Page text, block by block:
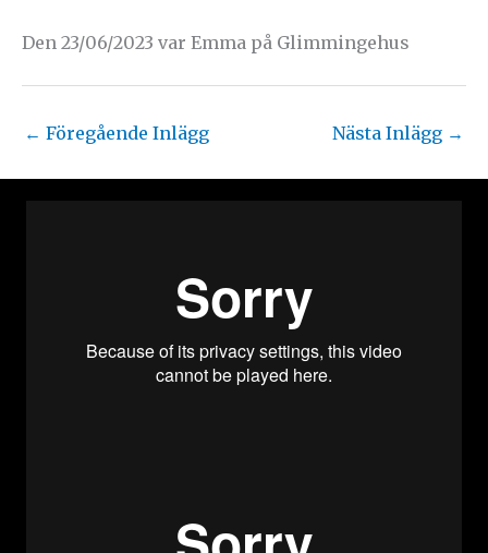
Den 23/06/2023 var Emma på Glimmingehus
← Föregående Inlägg Nästa Inlägg →